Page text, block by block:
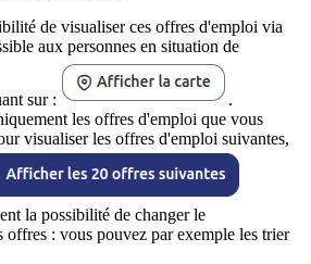
de visualiser ces offres d'emploi via
aux personnes en situation de
sur :
.
les offres d'emploi que vous
visualiser les offres d'emploi suivantes,
la possibilité de changer le
offres : vous pouvez par exemple les trier